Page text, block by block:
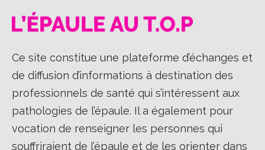
Ce site constitue une plateforme d’échanges et
de diffusion d’informations à destination des
professionnels de santé qui s’intéressent aux
pathologies de l’épaule. Il a également pour
vocation de renseigner les personnes qui
souffriraient de l’épaule et de les orienter dans